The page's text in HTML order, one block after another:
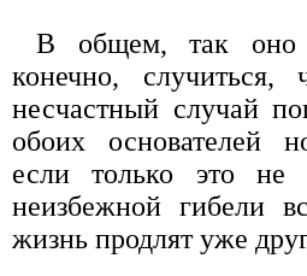
В общем, так оно
конечно, случиться,
несчастный случай
обоих основателей
если только это не
неизбежной гибели
жизнь продлят уже